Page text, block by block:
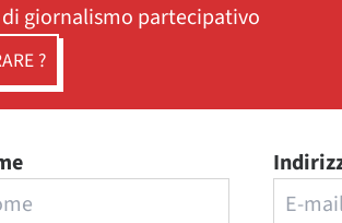
giornalismo partecipativo
?